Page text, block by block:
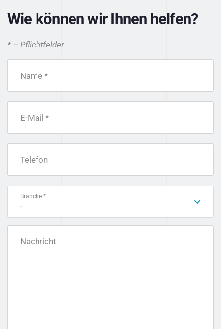
Wie können wir Ihnen helfen?
* – Pflichtfelder
Name *
E-Mail *
Telefon
Branche *
-
Nachricht